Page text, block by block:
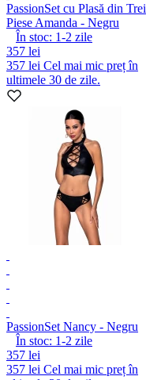
PassionSet cu Plasă din Trei
Piese Amanda - Negru
În stoc: 1-2 zile
357 lei
357 lei Cel mai mic preț în
ultimele 30 de zile.
PassionSet Nancy - Negru
În stoc: 1-2 zile
357 lei
357 lei Cel mai mic preț în